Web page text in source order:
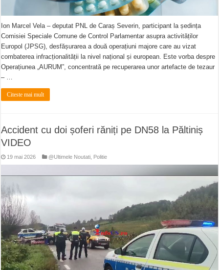
Ion Marcel Vela – deputat PNL de Caraș Severin, participant la ședința
Comisiei Speciale Comune de Control Parlamentar asupra activităților
Europol (JPSG), desfășurarea a două operațiuni majore care au vizat
combaterea infracționalității la nivel național și european. Este vorba despre
Operațiunea „AURUM”, concentrată pe recuperarea unor artefacte de tezaur
– …
Citeste mai mult
Accident cu doi șoferi răniți pe DN58 la Păltiniș
VIDEO
19 mai 2026 @Ultimele Noutati Politie